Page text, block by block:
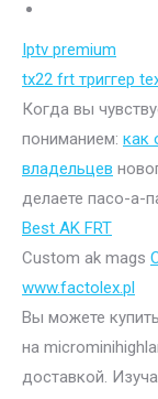
Iptv premium
tx22 frt триггер
Когда вы
пониманием: как
владельцев
делаете пасо-а-
Best AK FRT
Custom ak mags
www.factolex.pl
Вы можете
на
доставкой.